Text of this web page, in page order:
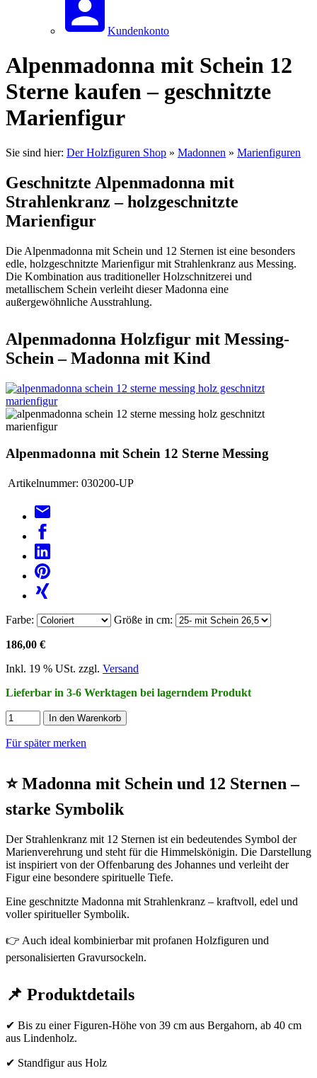
Kundenkonto
Alpenmadonna mit Schein 12
Sterne kaufen – geschnitzte
Marienfigur
Sie sind hier: Der Holzfiguren Shop » Madonnen » Marienfiguren
Geschnitzte Alpenmadonna mit
Strahlenkranz – holzgeschnitzte
Marienfigur
Die Alpenmadonna mit Schein und 12 Sternen ist eine besonders
edle, holzgeschnitzte Marienfigur mit Strahlenkranz aus Messing.
Die Kombination aus traditioneller Holzschnitzerei und
metallischem Schein verleiht dieser Madonna eine
außergewöhnliche Ausstrahlung.
Alpenmadonna Holzfigur mit Messing-
Schein – Madonna mit Kind
Alpenmadonna mit Schein 12 Sterne Messing
Artikelnummer: 030200-UP
Farbe: Größe in cm:
186,00 €
Inkl. 19 % USt. zzgl. Versand
Lieferbar in 3-6 Werktagen bei lagerndem Produkt
In den Warenkorb
Für später merken
⭐ Madonna mit Schein und 12 Sternen –
starke Symbolik
Der Strahlenkranz mit 12 Sternen ist ein bedeutendes Symbol der
Marienverehrung und steht für die Himmelskönigin. Die Darstellung
ist inspiriert von der Offenbarung des Johannes und verleiht der
Figur eine besondere spirituelle Tiefe.
Eine geschnitzte Madonna mit Strahlenkranz – kraftvoll, edel und
voller spiritueller Symbolik.
👉 Auch ideal kombinierbar mit profanen Holzfiguren und
personalisierten Gravursockeln.
📌 Produktdetails
✔ Bis zu einer Figuren-Höhe von 39 cm aus Bergahorn, ab 40 cm
aus Lindenholz.
✔ Standfigur aus Holz